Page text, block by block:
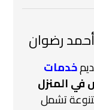
رضوان
خدمات
في المنزل
تشمل